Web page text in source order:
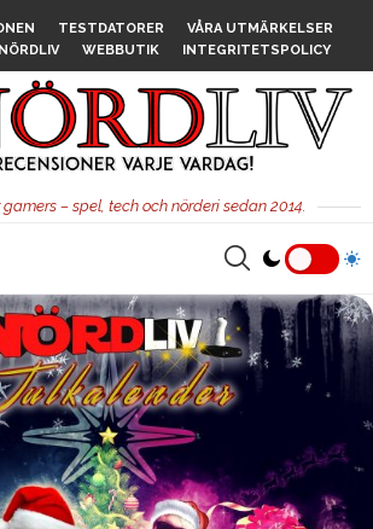
TESTDATORER
VÅRA UTMÄRKELSER
WEBBUTIK INTEGRITETSPOLICY
– spel, tech och nörderi sedan 2014.